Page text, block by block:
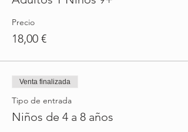
Precio
18,00 €
Venta finalizada
Tipo de entrada
Niños de 4 a 8 años